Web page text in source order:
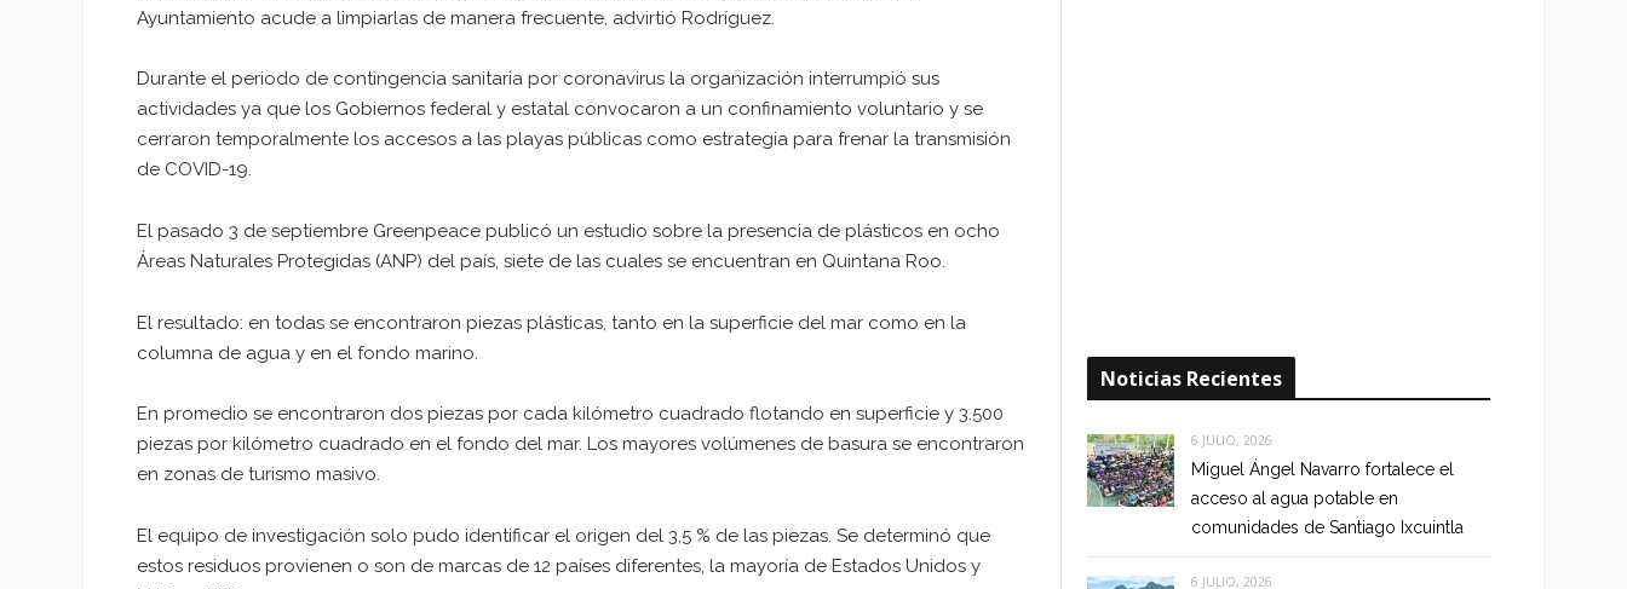
Ayuntamiento acude a limpiarlas de manera frecuente, advirtió Rodríguez.
Durante el periodo de contingencia sanitaria por coronavirus la organización interrumpió sus
actividades ya que los Gobiernos federal y estatal convocaron a un confinamiento voluntario y se
cerraron temporalmente los accesos a las playas públicas como estrategia para frenar la transmisión
de COVID-19.
El pasado 3 de septiembre Greenpeace publicó un estudio sobre la presencia de plásticos en ocho
Áreas Naturales Protegidas (ANP) del país, siete de las cuales se encuentran en Quintana Roo.
El resultado: en todas se encontraron piezas plásticas, tanto en la superficie del mar como en la
columna de agua y en el fondo marino.
En promedio se encontraron dos piezas por cada kilómetro cuadrado flotando en superficie y 3.500
piezas por kilómetro cuadrado en el fondo del mar. Los mayores volúmenes de basura se encontraron
en zonas de turismo masivo.
El equipo de investigación solo pudo identificar el origen del 3,5 % de las piezas. Se determinó que
estos residuos provienen o son de marcas de 12 países diferentes, la mayoría de Estados Unidos y
Noticias Recientes
6 JULIO, 2026
Miguel Ángel Navarro fortalece el
acceso al agua potable en
comunidades de Santiago Ixcuintla
6 JULIO, 2026